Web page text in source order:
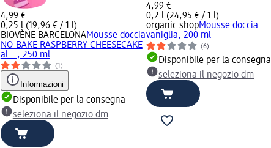
4,99 €
0,25 l (19,96 € / 1 l)
BIOVÈNE BARCELONAMousse doccia
NO-BAKE RASPBERRY CHEESECAKE
al..., 250 ml
(1)
Informazioni
Disponibile per la consegna
seleziona il negozio dm
4,99 €
0,2 l (24,95 € / 1 l)
organic shopMousse doccia
vaniglia, 200 ml
(6)
Disponibile per la consegna
seleziona il negozio dm